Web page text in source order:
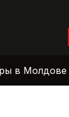
в Молдове